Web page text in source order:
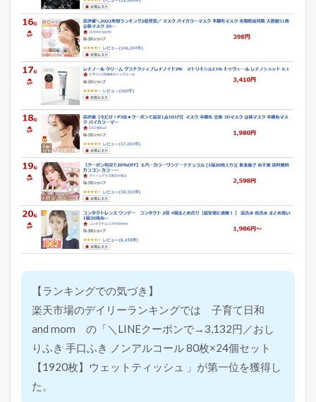
【ランキングでの気づき】
楽天市場のデイリーランキングでは 子育て日和
and mom の「＼LINEクーポンで→3,132円／おし
りふき 手口ふき ノンアルコール 80枚×24個セット
【1920枚】ウェットティッシュ 」が第一位を獲得し
た。